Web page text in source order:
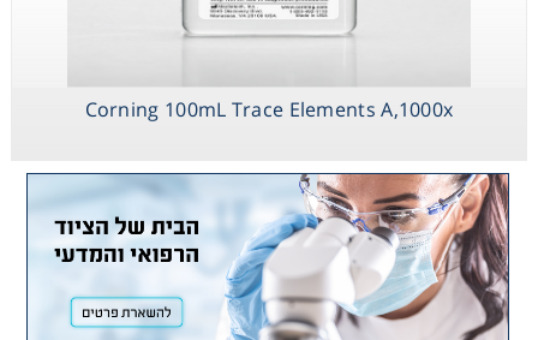
Corning 100mL Trace Elements A,1000x